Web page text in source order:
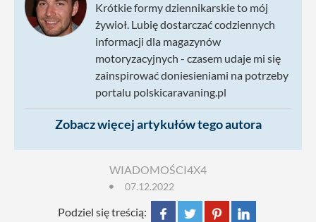
Krótkie formy dziennikarskie to mój
żywioł. Lubię dostarczać codziennych
informacji dla magazynów
motoryzacyjnych - czasem udaje mi się
zainspirować doniesieniami na potrzeby
portalu polskicaravaning.pl
Zobacz więcej artykułów tego autora
WIADOMOŚCI4X4
07.12.2022
Podziel się treścią: